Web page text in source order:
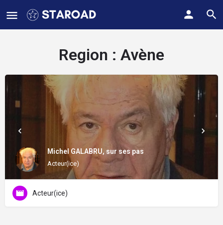
Region : Avène
Michel GALABRU, sur ses pas
Acteur(ice)
Acteur(ice)